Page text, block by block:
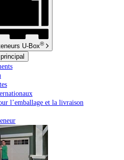
U-Box®
l’emballage et la livraison